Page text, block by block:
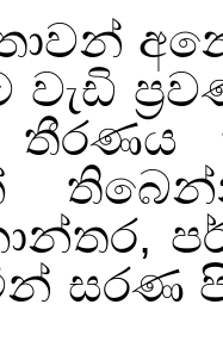
වැඩි
තීරණය
,
සරණ